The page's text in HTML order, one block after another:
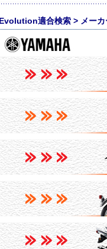
Evolution適合検索 > メー